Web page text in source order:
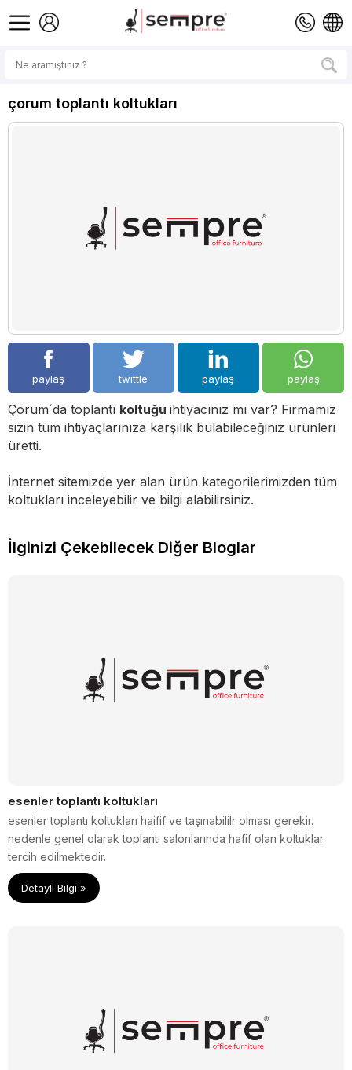
çorum toplantı koltukları
paylaş twittle paylaş paylaş
Çorum´da toplantı koltuğu ihtiyacınız mı var? Firmamız
sizin tüm ihtiyaçlarınıza karşılık bulabileceğiniz ürünleri
üretti.
İnternet sitemizde yer alan ürün kategorilerimizden tüm
koltukları inceleyebilir ve bilgi alabilirsiniz.
İlginizi Çekebilecek Diğer Bloglar
esenler toplantı koltukları
esenler toplantı koltukları haifif ve taşınabililr olması gerekir.
nedenle genel olarak toplantı salonlarında hafif olan koltuklar
tercih edilmektedir.
Detaylı Bilgi »